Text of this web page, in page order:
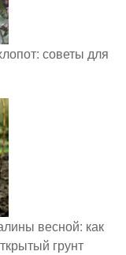
советы для
весной: как
грунт